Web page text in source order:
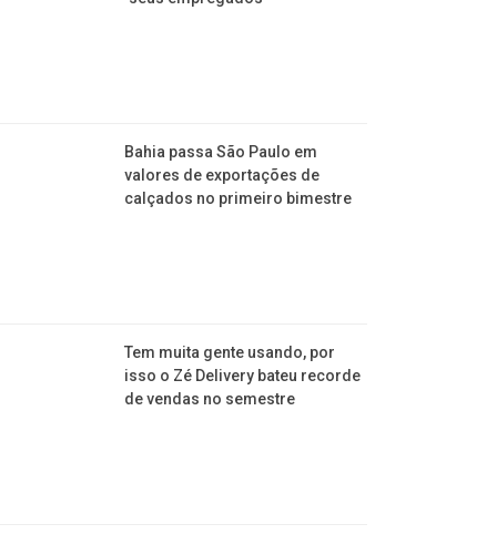
seus empregados
Bahia passa São Paulo em
valores de exportações de
calçados no primeiro bimestre
Tem muita gente usando, por
isso o Zé Delivery bateu recorde